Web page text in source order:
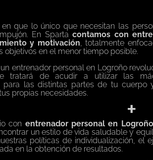
que lo único que necesitan las
En Spartacontamos con
y motivación , totalmente
objetivos en el menor tiempo posible.
entrenador personal en Logroño
tratará de acudir a utilizar las
para las distintas partes de tu cuerpo
propias necesidades.
+
con entrenador personal en Logroño
unestilo de vida saludable y
políticas de individualización, el
en la obtención de resultados.